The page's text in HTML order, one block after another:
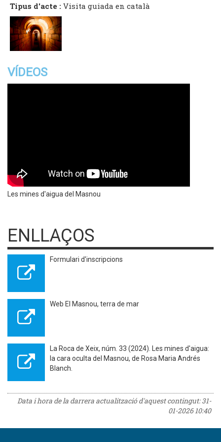
Tipus d'acte : Visita guiada en català
VÍDEOS
Les mines d'aigua del Masnou
ENLLAÇOS
Formulari d'inscripcions
Web El Masnou, terra de mar
La Roca de Xeix, núm. 33 (2024). Les mines d'aigua:
la cara oculta del Masnou, de Rosa Maria Andrés
Blanch.
Data i hora de la darrera actualització d'aquest contingut:31-
01-2026 10:40